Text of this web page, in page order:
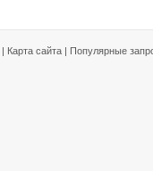
| Карта сайта | Популярные